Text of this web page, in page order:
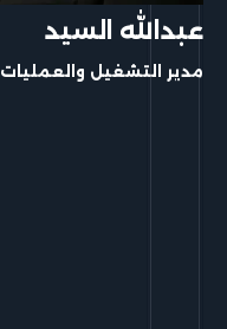
عبدالله السيد
مدير التشغيل والعمليات